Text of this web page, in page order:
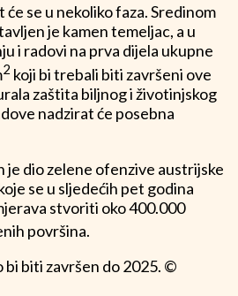
se u nekoliko faza. Sredinom
je kamen temeljac, a u
i radovi na prva dijela ukupne
2 koji bi trebali biti završeni ove
zaštita biljnog i životinjskog
nadzirat će posebna
je dio zelene ofenzive austrijske
se u sljedećih pet godina
stvoriti oko 400.000
površina.
bi biti završen do 2025. ©